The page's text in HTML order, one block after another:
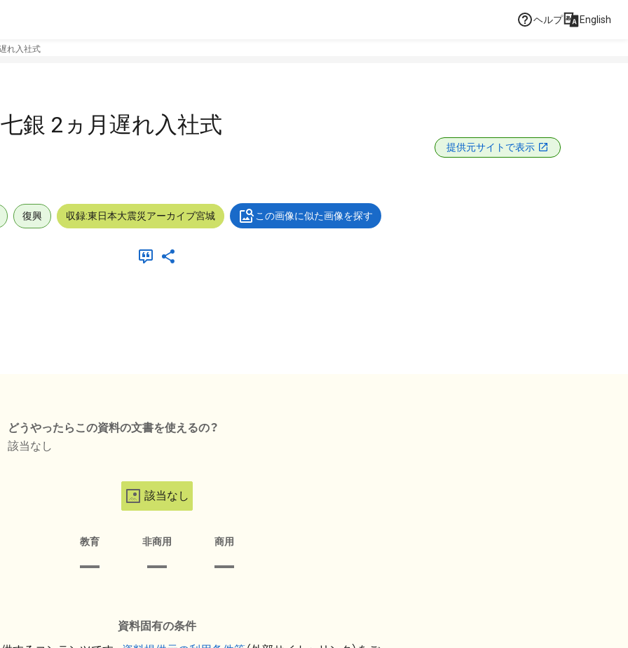
ヘルプ English
れ入社式
銀 2ヵ月遅れ入社式
提供元サイトで表示
復興 収録:東日本大震災アーカイブ宮城 この画像に似た画像を探す
どうやったらこの資料の文書を使えるの？
該当なし
該当なし
教育 非商用 商用
資料固有の条件